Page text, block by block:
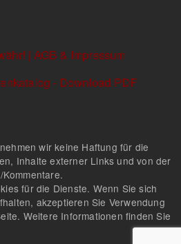
| AGB & Impressum
- Download PDF
wir keine Haftung für die
Inhalte externer Links und von der
für die Dienste. Wenn Sie sich
akzeptieren Sie Verwendung
Weitere Informationen finden Sie